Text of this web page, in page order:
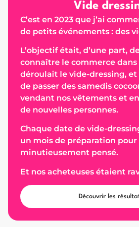
Vide
C’est en 2023 que j’ai
de petits événements : des
L’objectif était, d’une part,
connaître le commerce dans
déroulait le vide-dressing, et
de passer des samedis
vendant nos vêtements et
de nouvelles personnes.
Chaque date de vide-
un mois de préparation
minutieusement pensé.
Et nos acheteuses étaient
Découvrir les